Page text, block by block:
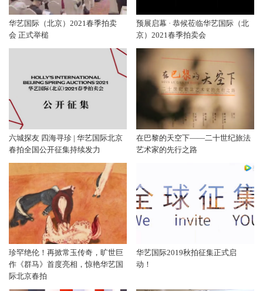
华艺国际（北京）2021春季拍卖
会 正式举槌
预展启幕 · 恭候莅临华艺国际（北
京）2021春季拍卖会
六城探友 四海寻珍 | 华艺国际北京
春拍全国公开征集持续发力
在巴黎的天空下——二十世纪旅法
艺术家的先行之路
珍罕绝伦！再掀常玉传奇，旷世巨
作《群马》首度亮相，惊艳华艺国
际北京春拍
华艺国际2019秋拍征集正式启
动！